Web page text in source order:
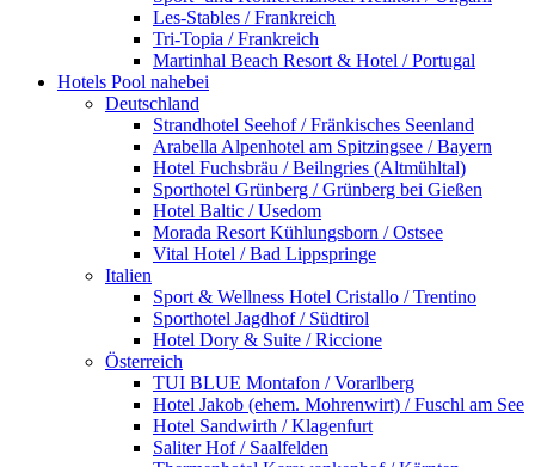
Les-Stables / Frankreich
Tri-Topia / Frankreich
Martinhal Beach Resort & Hotel / Portugal
Hotels Pool nahebei
Deutschland
Strandhotel Seehof / Fränkisches Seenland
Arabella Alpenhotel am Spitzingsee / Bayern
Hotel Fuchsbräu / Beilngries (Altmühltal)
Sporthotel Grünberg / Grünberg bei Gießen
Hotel Baltic / Usedom
Morada Resort Kühlungsborn / Ostsee
Vital Hotel / Bad Lippspringe
Italien
Sport & Wellness Hotel Cristallo / Trentino
Sporthotel Jagdhof / Südtirol
Hotel Dory & Suite / Riccione
Österreich
TUI BLUE Montafon / Vorarlberg
Hotel Jakob (ehem. Mohrenwirt) / Fuschl am See
Hotel Sandwirth / Klagenfurt
Saliter Hof / Saalfelden